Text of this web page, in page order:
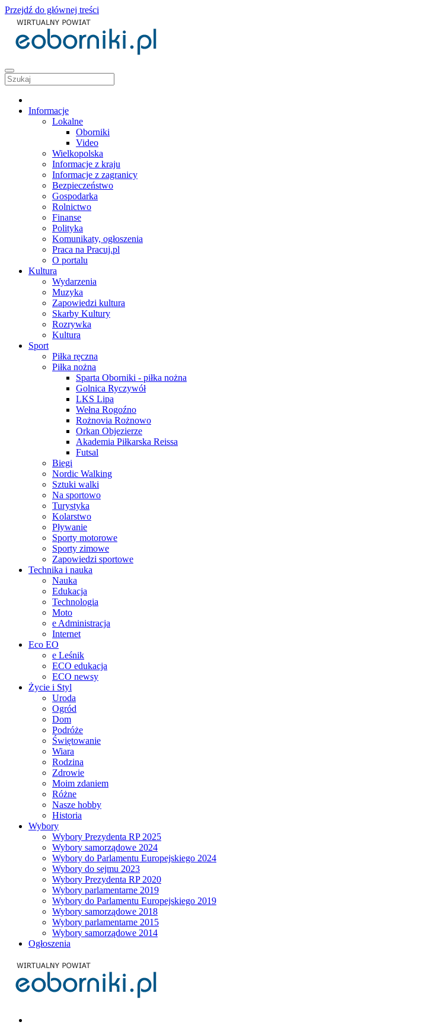
Przejdź do głównej treści
Informacje
Lokalne
Oborniki
Video
Wielkopolska
Informacje z kraju
Informacje z zagranicy
Bezpieczeństwo
Gospodarka
Rolnictwo
Finanse
Polityka
Komunikaty, ogłoszenia
Praca na Pracuj.pl
O portalu
Kultura
Wydarzenia
Muzyka
Zapowiedzi kultura
Skarby Kultury
Rozrywka
Kultura
Sport
Piłka ręczna
Piłka nożna
Sparta Oborniki - piłka nożna
Golnica Ryczywół
LKS Lipa
Wełna Rogoźno
Rożnovia Rożnowo
Orkan Objezierze
Akademia Piłkarska Reissa
Futsal
Biegi
Nordic Walking
Sztuki walki
Na sportowo
Turystyka
Kolarstwo
Pływanie
Sporty motorowe
Sporty zimowe
Zapowiedzi sportowe
Technika i nauka
Nauka
Edukacja
Technologia
Moto
e Administracja
Internet
Eco EO
e Leśnik
ECO edukacja
ECO newsy
Życie i Styl
Uroda
Ogród
Dom
Podróże
Świętowanie
Wiara
Rodzina
Zdrowie
Moim zdaniem
Różne
Nasze hobby
Historia
Wybory
Wybory Prezydenta RP 2025
Wybory samorządowe 2024
Wybory do Parlamentu Europejskiego 2024
Wybory do sejmu 2023
Wybory Prezydenta RP 2020
Wybory parlamentarne 2019
Wybory do Parlamentu Europejskiego 2019
Wybory samorządowe 2018
Wybory parlamentarne 2015
Wybory samorządowe 2014
Ogłoszenia